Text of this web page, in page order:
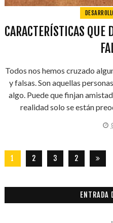
CARACTERÍSTICAS QUE
Todos nos hemos cruzado
y falsas. Son aquellas
algo. Puede que finjan
realidad solo se están
1 2 3
2
ENTRADA